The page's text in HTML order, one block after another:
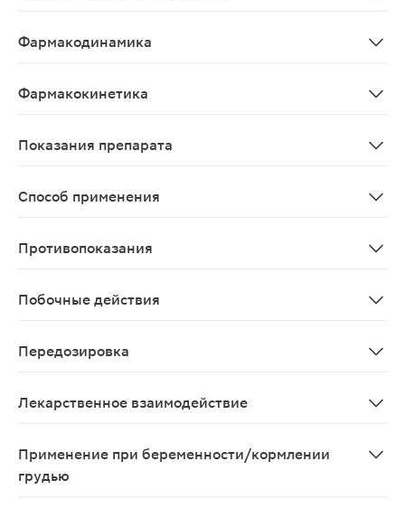
Фармакодинамика
Фармакокинетика
Показания препарата
Способ применения
Противопоказания
Побочные действия
Передозировка
Лекарственное взаимодействие
Применение при беременности/кормлении
грудью